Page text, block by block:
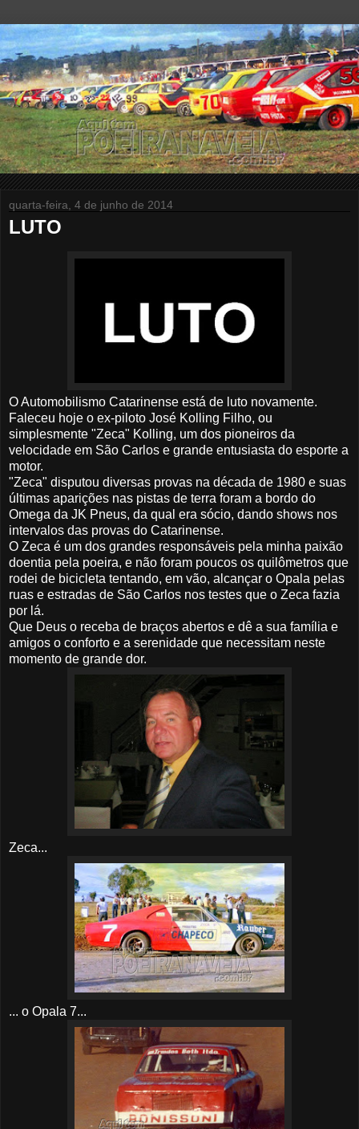
quarta-feira, 4 de junho de 2014
LUTO
O Automobilismo Catarinense está de luto novamente.
Faleceu hoje o ex-piloto José Kolling Filho, ou
simplesmente "Zeca" Kolling, um dos pioneiros da
velocidade em São Carlos e grande entusiasta do esporte a
motor.
"Zeca" disputou diversas provas na década de 1980 e suas
últimas aparições nas pistas de terra foram a bordo do
Omega da JK Pneus, da qual era sócio, dando shows nos
intervalos das provas do Catarinense.
O Zeca é um dos grandes responsáveis pela minha paixão
doentia pela poeira, e não foram poucos os quilômetros que
rodei de bicicleta tentando, em vão, alcançar o Opala pelas
ruas e estradas de São Carlos nos testes que o Zeca fazia
por lá.
Que Deus o receba de braços abertos e dê a sua família e
amigos o conforto e a serenidade que necessitam neste
momento de grande dor.
Zeca...
... o Opala 7...